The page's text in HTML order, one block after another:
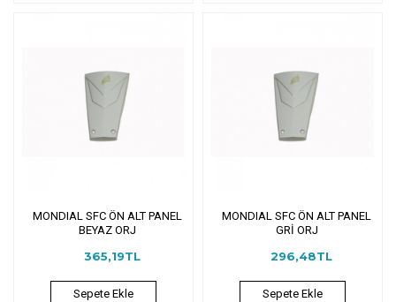
MONDIAL SFC ÖN ALT PANEL
BEYAZ ORJ
365,19TL
Sepete Ekle
MONDIAL SFC ÖN ALT PANEL
GRİ ORJ
296,48TL
Sepete Ekle